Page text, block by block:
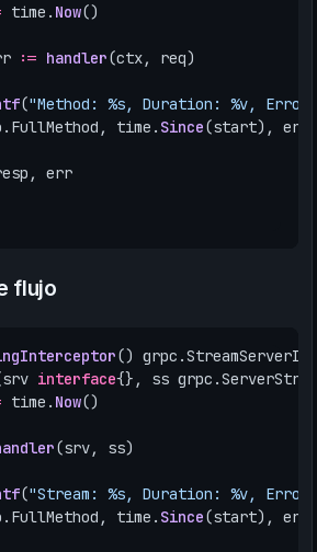
time . Now()
:= handler(ctx, req)
("Method: %s, Duration: %v,
. FullMethod , time . Since(start), err
,
err
flujo
() grpc .
srv interface{}, ss grpc .
time . Now()
(srv, ss)
("Stream: %s, Duration: %v,
. FullMethod , time . Since(start), err